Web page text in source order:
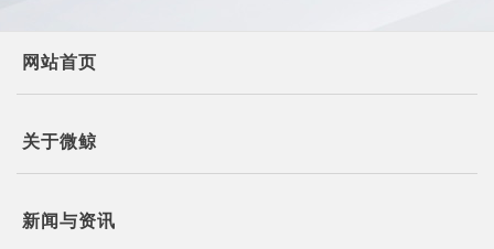
网站首页
关于微鲸
新闻与资讯